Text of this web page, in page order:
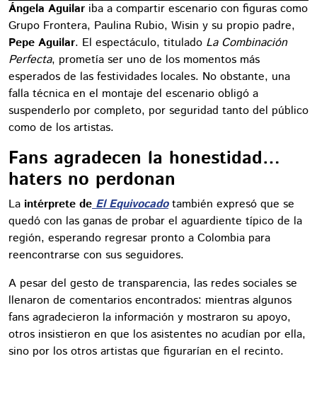
Ángela Aguilar iba a compartir escenario con figuras como
Grupo Frontera, Paulina Rubio, Wisin y su propio padre,
Pepe Aguilar. El espectáculo, titulado La Combinación
Perfecta, prometía ser uno de los momentos más
esperados de las festividades locales. No obstante, una
falla técnica en el montaje del escenario obligó a
suspenderlo por completo, por seguridad tanto del público
como de los artistas.
Fans agradecen la honestidad…
haters no perdonan
La intérprete de El Equivocadotambién expresó que se
quedó con las ganas de probar el aguardiente típico de la
región, esperando regresar pronto a Colombia para
reencontrarse con sus seguidores.
A pesar del gesto de transparencia, las redes sociales se
llenaron de comentarios encontrados: mientras algunos
fans agradecieron la información y mostraron su apoyo,
otros insistieron en que los asistentes no acudían por ella,
sino por los otros artistas que figurarían en el recinto.